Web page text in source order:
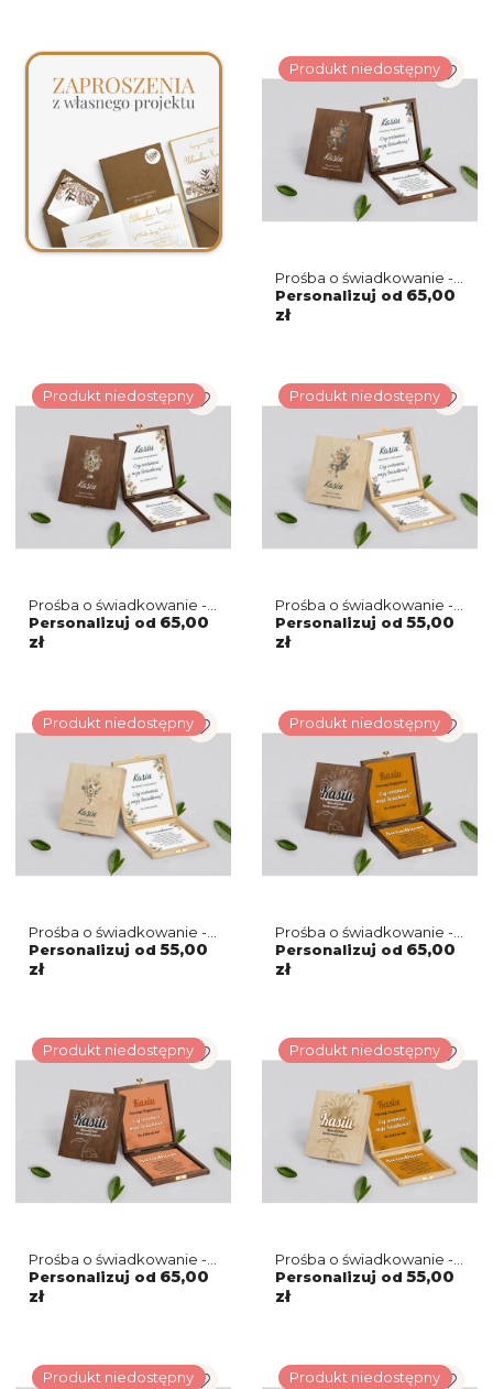
Produkt niedostępny
Prośba o świadkowanie -
brązowe puzzle Rustic
Summer Motyw 3
Personalizuj od 65,00
zł
Produkt niedostępny
Prośba o świadkowanie -
brązowe puzzle Rustic
Summer Motyw 2
Personalizuj od 65,00
zł
Produkt niedostępny
Prośba o świadkowanie -
naturalne puzzle Rustic
Summer Motyw 3
Personalizuj od 55,00
zł
Produkt niedostępny
Prośba o świadkowanie -
naturalne puzzle Rustic
Summer Motyw 2
Personalizuj od 55,00
zł
Produkt niedostępny
Prośba o świadkowanie -
brązowe puzzle
Sunflowers Motyw 3
Personalizuj od 65,00
zł
Produkt niedostępny
Prośba o świadkowanie -
brązowe puzzle
Sunflowers Motyw 2
Personalizuj od 65,00
zł
Produkt niedostępny
Prośba o świadkowanie -
naturalne puzzle
Sunflowers Motyw 3
Personalizuj od 55,00
zł
Produkt niedostępny Produkt niedostępny